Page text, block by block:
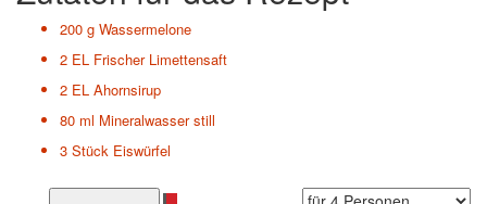
200 g Wassermelone
2 EL Frischer Limettensaft
2 EL Ahornsirup
80 ml Mineralwasser still
3 Stück Eiswürfel